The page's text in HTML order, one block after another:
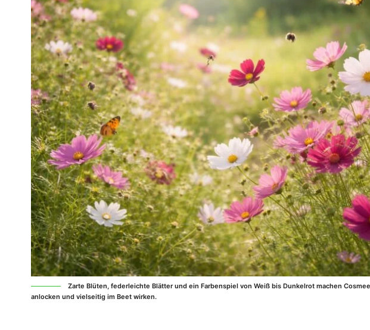
Zarte Blüten, federleichte Blätter und ein Farbenspiel von Weiß bis Dunkelrot machen
anlocken und vielseitig im Beet wirken.